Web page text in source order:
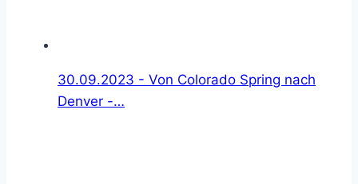
30.09.2023 - Von Colorado Spring nach
Denver -…